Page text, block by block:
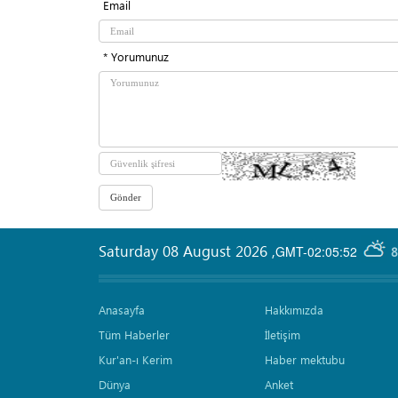
Email
* Yorumunuz
GMT-02:05:52
Saturday 08 August 2026 ,
Anasayfa
Tüm Haberler
Kur'an-ı Kerim
Dünya
Hakkımızda
İletişim
Haber mektubu
Anket